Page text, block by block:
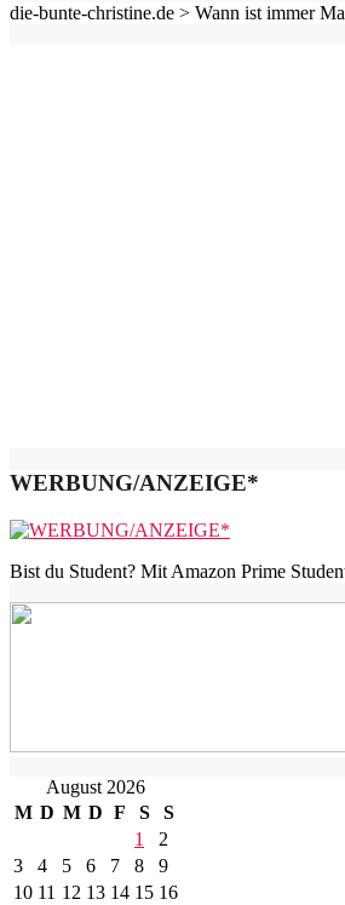
die-bunte-christine.de > Wann ist immer
WERBUNG/ANZEIGE*
Bist du Student? Mit Amazon Prime
August 2026
M D M D F S
S
1
2
3
4 5 6 7 8
9
10 11 12 13 14 15 16